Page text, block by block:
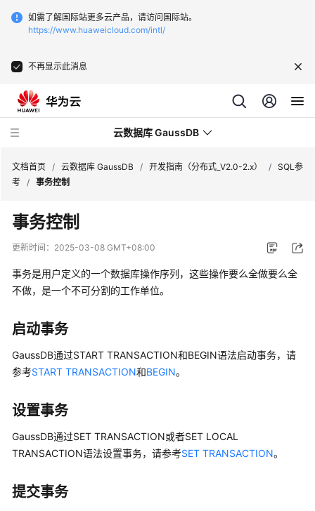
如需了解国际站更多云产品，请访问国际站。
https://www.huaweicloud.com/intl/
不再显示此消息
云数据库 GaussDB
最
新
动
服
公
告
产
绍
计
明
文档首页 / 云数据库 GaussDB / 开发指南（分布式_V2.0-2.x） / SQL参
考 / 事务控制
事务控制
更新时间： 2025-03-08 GMT+08:00
事务是用户定义的一个数据库操作序列，这些操作要么全做要么全
不做，是一个不可分割的工作单位。
启动事务
GaussDB通过START TRANSACTION和BEGIN语法启动事务，请
参考START TRANSACTION和BEGIN。
设置事务
GaussDB通过SET TRANSACTION或者SET LOCAL
TRANSACTION语法设置事务，请参考SET TRANSACTION。
提交事务